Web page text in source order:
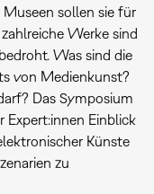
sollen sie für
Werke sind
Was sind die
von Medienkunst?
Das Symposium
Expert:innen Einblick
Künste
zu